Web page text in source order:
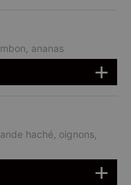
ananas
haché, oignons,